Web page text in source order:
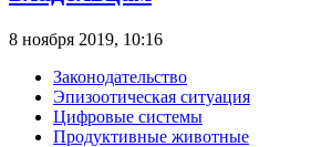
8 ноября 2019, 10:16
Законодательство
Эпизоотическая ситуация
Цифровые системы
Продуктивные животные